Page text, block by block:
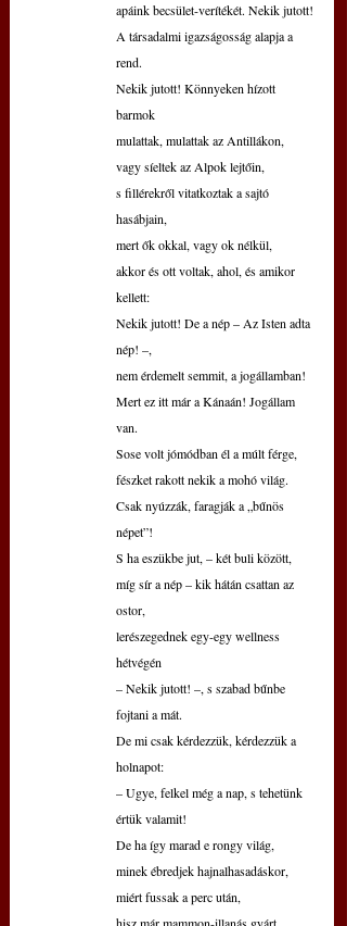
apáink becsület-verítékét. Nekik jutott!
A társadalmi igazságosság alapja a
rend.
Nekik jutott! Könnyeken hízott
barmok
mulattak, mulattak az Antillákon,
vagy síeltek az Alpok lejtőin,
s fillérekről vitatkoztak a sajtó
hasábjain,
mert ők okkal, vagy ok nélkül,
akkor és ott voltak, ahol, és amikor
kellett:
Nekik jutott! De a nép – Az Isten adta
nép! –,
nem érdemelt semmit, a jogállamban!
Mert ez itt már a Kánaán! Jogállam
van.
Sose volt jómódban él a múlt férge,
fészket rakott nekik a mohó világ.
Csak nyúzzák, faragják a „bűnös
népet”!
S ha eszükbe jut, – két buli között,
míg sír a nép – kik hátán csattan az
ostor,
lerészegednek egy-egy wellness
hétvégén
– Nekik jutott! –, s szabad bűnbe
fojtani a mát.
De mi csak kérdezzük, kérdezzük a
holnapot:
– Ugye, felkel még a nap, s tehetünk
értük valamit!
De ha így marad e rongy világ,
minek ébredjek hajnalhasadáskor,
miért fussak a perc után,